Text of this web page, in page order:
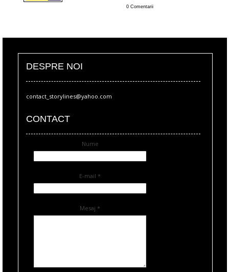
0 Comentarii
DESPRE NOI
contact_storylines@yahoo.com
CONTACT
Nume
E-mail *
Mesaj *